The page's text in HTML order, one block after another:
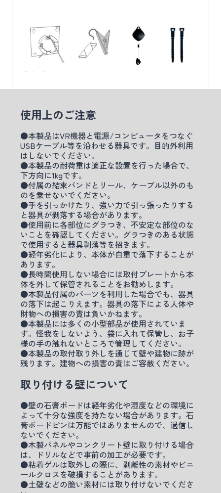
使用上のご注意
●本製品はVR機器と電源/コンピュータをつなぐ
USBケーブル等を沿わせる器具です。目的外利用
はしないでください。
●本製品の耐荷重は適正な設置を行った場合で、
下方向に1kgです。
●付属の結束バンドとリール、ケーブル以外のも
のを乗せないでください。
●手を引っかけたり、強い力で引っ張ったりする
と器具が剥落する場合があります。
●使用前に各部位にグラつき、不安定な部位のな
いことを確認してください。グラつきのある状態
で使用すると器具剥落等を招きます。
●経年劣化により、本体が自重で落下することが
あります。
●長時間使用しない場合には取付プレートから本
体を外して保管されることをお勧めします。
●本製品付属のパーツを利用した場合でも、器具
の落下は起こりえます。器具の落下による人体や
財物への損害の責は負いかねます。
●本製品には多くの小型部品が使用されていま
す。怪我をしないよう、袋に入れて保管し、お子
様の手の触れないところで管理してください。
●本製品の取付取り外しを通じて壁や建物に跡が
残ります。建物への損害の責はご容赦ください。
取り付ける壁について
●壁の石膏ボードは経年劣化や湿度などの環境に
よって十分な強度を持たない場合があります。石
膏ボードピンは万能ではありませんので、過信し
ないでください。
●木製パネルやコンクリート壁に取り付ける場合
は、ドリルなどで事前の加工が必要です。
●粘着ゲルは取外しの際に、剥離性の素材やビニ
ールクロスを破損することがあります。
●土壁などの脆い素材には取り付けないでくださ